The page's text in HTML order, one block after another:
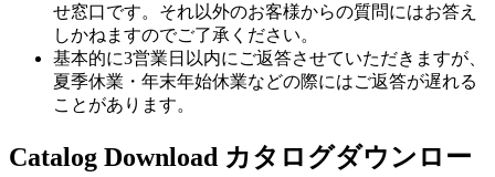
せ窓口です。それ以外のお客様からの質問にはお答え
しかねますのでご了承ください。
基本的に3営業日以内にご返答させていただきますが、
夏季休業・年末年始休業などの際にはご返答が遅れる
ことがあります。
Catalog Download カタログダウンロー